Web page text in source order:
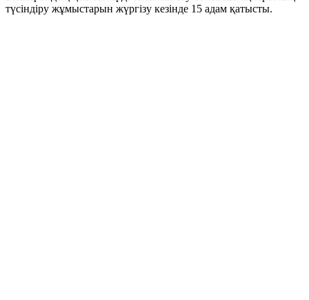
түсіндіру жұмыстарын жүргізу кезінде 15 адам қатысты.